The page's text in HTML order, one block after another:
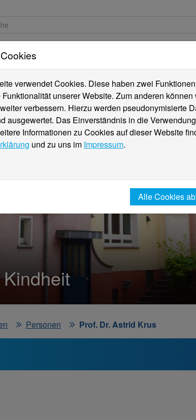
Personen Prof. Dr. Astrid Krus
verwendet Cookies. Diese haben zwei
unserer Website. Zum anderen
verbessern. Hierzu werden pseudonymisierte
ausgewertet. Das Einverständnis in die
Informationen zu Cookies auf dieser Website
und zu uns im Impressum.
Alle Cookies